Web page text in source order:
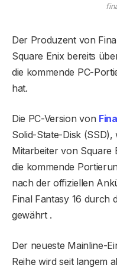
Der Produzent von
Square Enix bereits
die kommende PC-
hat.
Die PC-Version von
Solid-State-Disk
Mitarbeiter von Square
die kommende
nach der offiziellen
Final Fantasy 16 durch
gewährt .
Der neueste Mainline-
Reihe wird seit langem